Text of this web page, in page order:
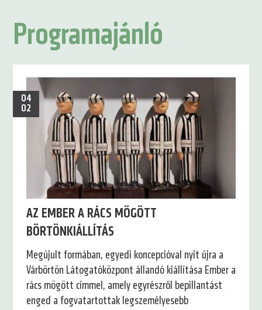
Programajánló
AZ EMBER A RÁCS MÖGÖTT
BÖRTÖNKIÁLLÍTÁS
04
02
Megújult formában, egyedi koncepcióval nyit újra a
Várbörtön Látogatóközpont állandó kiállítása Ember a
rács mögött címmel, amely egyrészről bepillantást
enged a fogvatartottak legszemélyesebb